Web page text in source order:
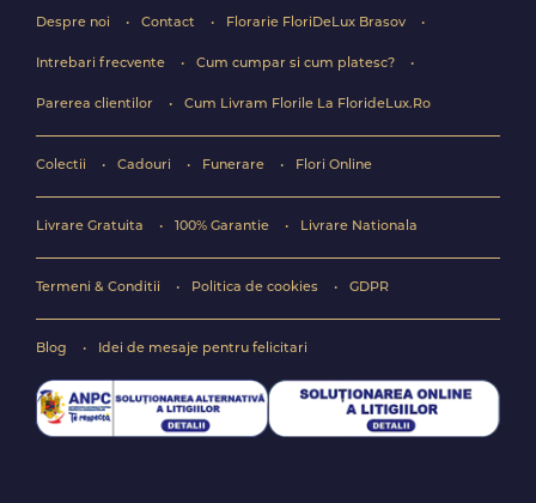
Despre noi Contact Florarie FloriDeLux Brasov
Intrebari frecvente Cum cumpar si cum platesc?
Parerea clientilor Cum Livram Florile La FlorideLux.Ro
Colectii Cadouri Funerare Flori Online
Livrare Gratuita 100% Garantie Livrare Nationala
Termeni & Conditii Politica de cookies GDPR
Blog Idei de mesaje pentru felicitari